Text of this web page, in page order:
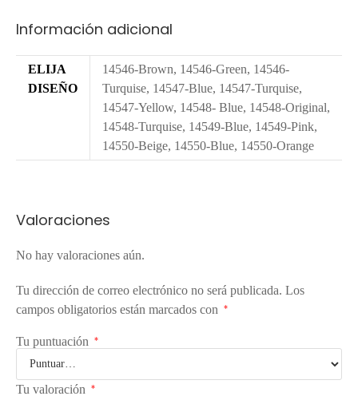
Información adicional
ELIJA
DISEÑO
14546-Brown, 14546-Green, 14546-
Turquise, 14547-Blue, 14547-Turquise,
14547-Yellow, 14548- Blue, 14548-Original,
14548-Turquise, 14549-Blue, 14549-Pink,
14550-Beige, 14550-Blue, 14550-Orange
Valoraciones
No hay valoraciones aún.
Tu dirección de correo electrónico no será publicada. Los
campos obligatorios están marcados con
*
Tu puntuación *
Tu valoración *